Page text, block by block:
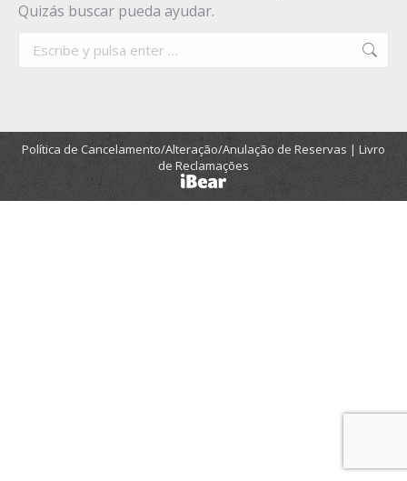
Quizás buscar pueda ayudar.
Buscar:
Política de Cancelamento/Alteração/Anulação de Reservas | Livro
de Reclamações